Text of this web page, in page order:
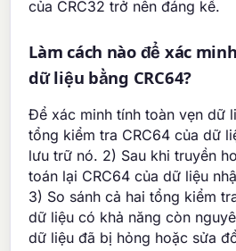
của CRC32 trở nên đáng kể.
Làm cách nào để xác
dữ liệu bằng CRC64?
Để xác minh tính toàn vẹn dữ
tổng kiểm tra CRC64 của dữ
lưu trữ nó. 2) Sau khi truyền
toán lại CRC64 của dữ liệu
3) So sánh cả hai tổng kiểm
dữ liệu có khả năng còn
dữ liệu đã bị hỏng hoặc sửa